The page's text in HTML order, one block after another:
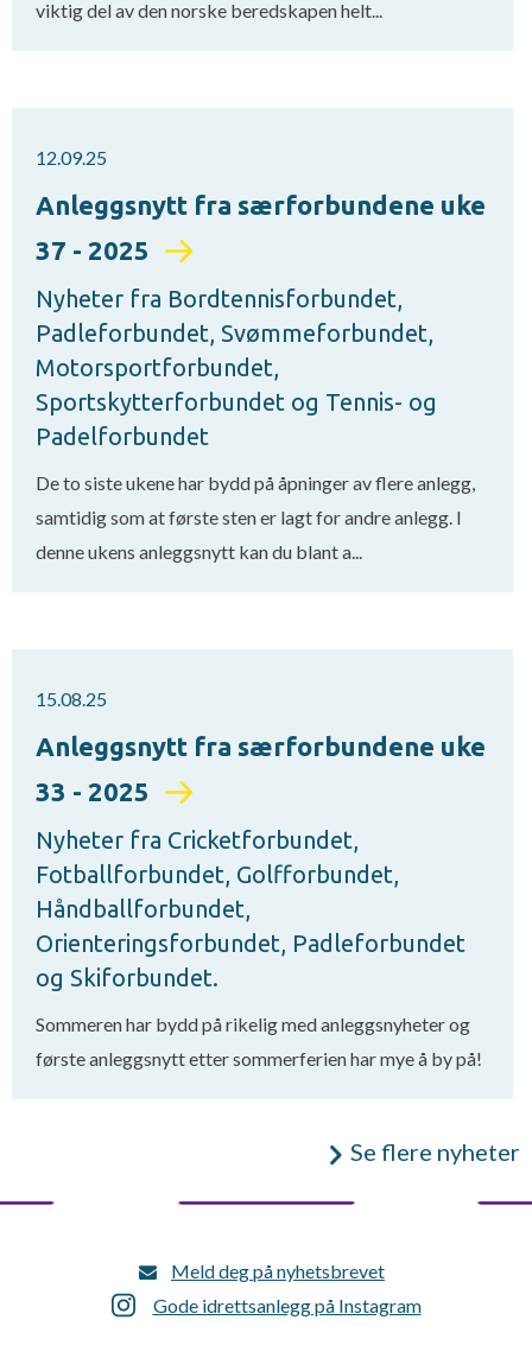
viktig del av den norske beredskapen helt...
12.09.25
Anleggsnytt fra særforbundene uke
37 - 2025
Nyheter fra Bordtennisforbundet,
Padleforbundet, Svømmeforbundet,
Motorsportforbundet,
Sportskytterforbundet og Tennis- og
Padelforbundet
De to siste ukene har bydd på åpninger av flere anlegg,
samtidig som at første sten er lagt for andre anlegg. I
denne ukens anleggsnytt kan du blant a...
15.08.25
Anleggsnytt fra særforbundene uke
33 - 2025
Nyheter fra Cricketforbundet,
Fotballforbundet, Golfforbundet,
Håndballforbundet,
Orienteringsforbundet, Padleforbundet
og Skiforbundet.
Sommeren har bydd på rikelig med anleggsnyheter og
første anleggsnytt etter sommerferien har mye å by på!
Se flere nyheter
Meld deg på nyhetsbrevet
Gode idrettsanlegg på Instagram